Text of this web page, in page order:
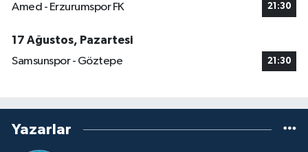
Amed - Erzurumspor FK 21:30
17 Ağustos, Pazartesi
Samsunspor - Göztepe
21:30
Yazarlar